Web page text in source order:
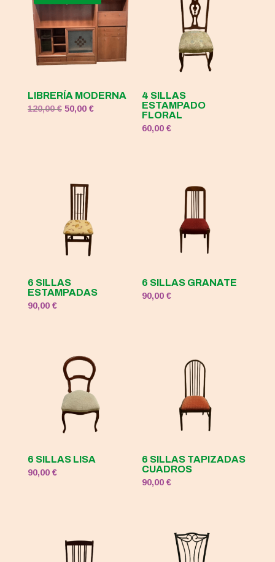
120,00 €.50,00 €.
LIBRERÍA MODERNA
120,00€ El
50,00 €El
4 SILLAS
ESTAMPADO
FLORAL
60,00€
6 SILLAS
ESTAMPADAS
90,00 €
6 SILLAS GRANATE
90,00€
6 SILLAS LISA
90,00 €
6 SILLAS TAPIZADAS
CUADROS
90,00€